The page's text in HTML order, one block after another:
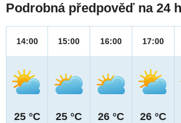
Podrobná předpověď na 24
14:00
25 °C
15:00
25 °C
16:00
26 °C
17:00
26 °C